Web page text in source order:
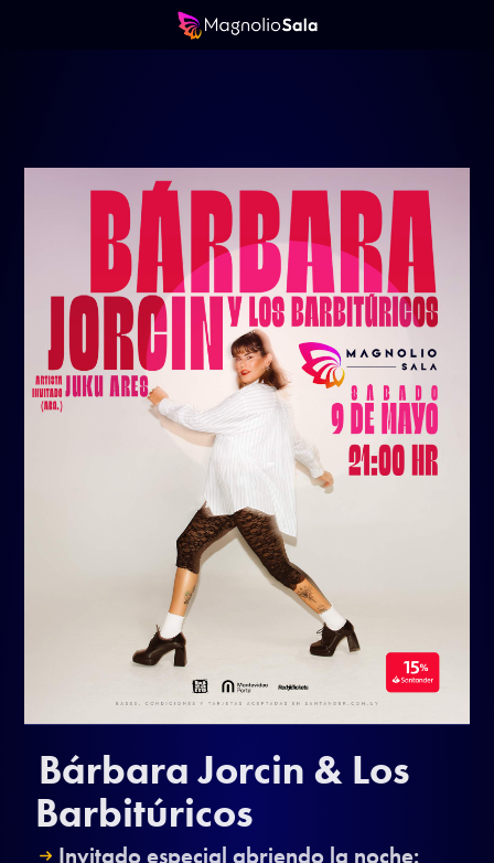
Bárbara Jorcin & Los
Barbitúricos
Invitado especial abriendo la noche: